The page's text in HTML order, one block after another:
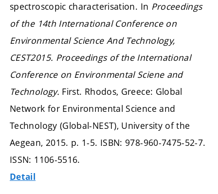
spectroscopic characterisation. In Proceedings
of the 14th International Conference on
Environmental Science And Technology,
CEST2015. Proceedings of the International
Conference on Environmental Sciene and
Technology. First. Rhodos, Greece: Global
Network for Environmental Science and
Technology (Global-NEST), University of the
Aegean, 2015. p. 1-5. ISBN: 978-960-7475-52-7.
ISSN: 1106-5516.
Detail